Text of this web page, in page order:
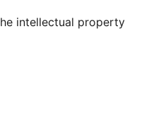
intellectual property